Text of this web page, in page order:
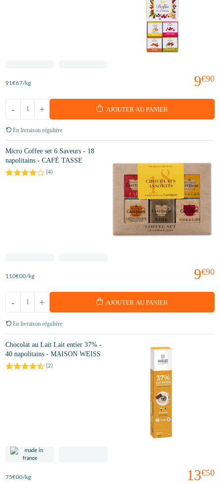
9€90
91€67/kg
+
- AJOUTER AU PANIER
En livraison régulière
Micro Coffee set 6 Saveurs - 18
napolitains - CAFÉ TASSE
(4)
9€90
110€00/kg
+
- AJOUTER AU PANIER
En livraison régulière
Chocolat au Lait Lait entier 37% -
40 napolitains - MAISON WEISS
(2)
13€50
75€00/kg